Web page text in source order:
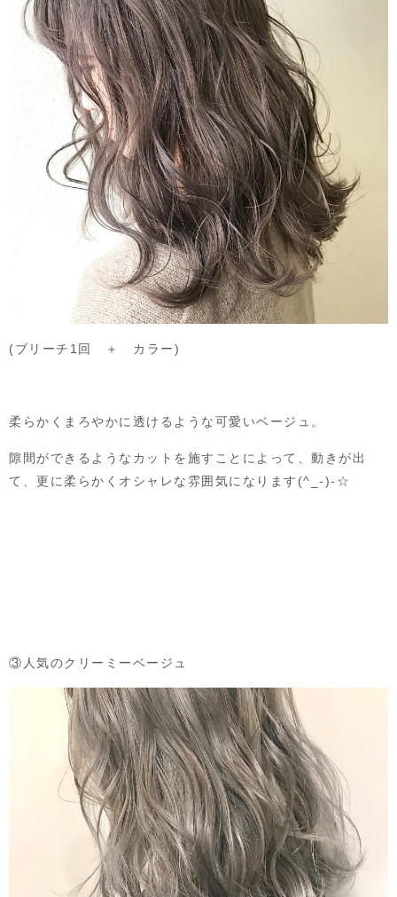
(ブリーチ1回 ＋ カラー)
柔らかくまろやかに透けるような可愛いベージュ。
隙間ができるようなカットを施すことによって、動きが出
て、更に柔らかくオシャレな雰囲気になります(^_-)-☆
③人気のクリーミーベージュ